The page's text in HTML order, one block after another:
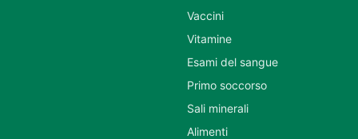
Vaccini
Vitamine
Esami del sangue
Primo soccorso
Sali minerali
Alimenti